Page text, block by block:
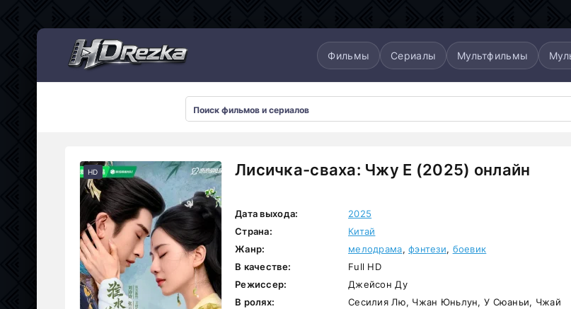
Фильмы Сериалы Мультфильмы
Лисичка-сваха: Чжу Е (2025) онлайн
HD
Дата выхода:
2025
Страна:
Китай
Жанр:
мелодрама,фэнтези, боевик
В качестве:
Full HD
Режиссер:
Джейсон Ду
В ролях:
Сесилия Лю, Чжан Юньлун, У Сюаньи, Чжай
Мультсериалы